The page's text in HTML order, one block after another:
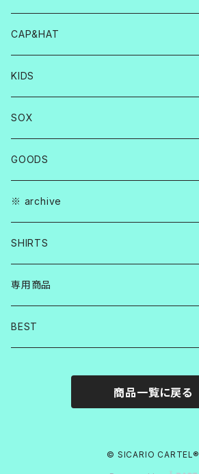
CAP&HAT
KIDS
SOX
GOODS
※ archive
SHIRTS
専用商品
BEST
商品一覧に戻る
© SICARIO CARTEL®︎